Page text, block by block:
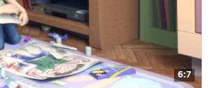
6:7